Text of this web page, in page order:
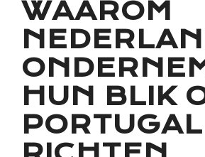
WAAROM
HUN BLIK
PORTUGAL